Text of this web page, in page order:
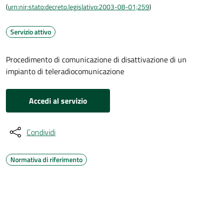
(urn:nir:stato:decreto.legislativo:2003-08-01;259)
Servizio attivo
Procedimento di comunicazione di disattivazione di un
impianto di teleradiocomunicazione
Accedi al servizio
Condividi
Normativa di riferimento